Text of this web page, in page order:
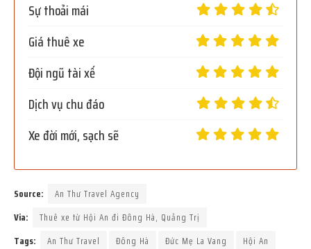
Sự thoải mái
Giá thuê xe
Đội ngũ tài xế
Dịch vụ chu đáo
Xe đời mới, sạch sẽ
Source: An Thư Travel Agency
Via: Thuê xe từ Hội An đi Đông Hà, Quảng Trị
Tags: An Thư Travel Đông Hà Đức Mẹ La Vang
Hội An